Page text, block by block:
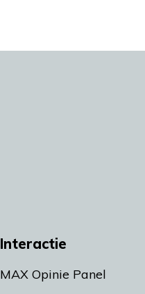
Interactie
MAX Opinie Panel